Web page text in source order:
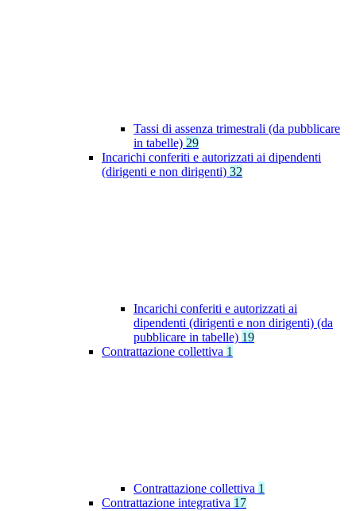
Tassi di assenza trimestrali (da pubblicare
in tabelle) 29
Incarichi conferiti e autorizzati ai dipendenti
(dirigenti e non dirigenti) 32
Incarichi conferiti e autorizzati ai
dipendenti (dirigenti e non dirigenti) (da
pubblicare in tabelle) 19
Contrattazione collettiva 1
Contrattazione collettiva 1
Contrattazione integrativa 17